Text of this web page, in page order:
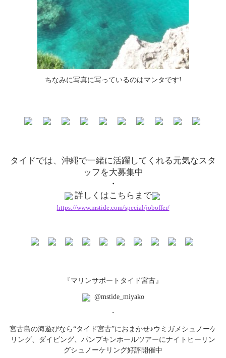
ちなみに写真に写っているのはマンタです!
タイドでは、 沖縄で一緒に活躍してくれる元気なスタ
ッフを大募集中
・
詳しくはこちらまで
https://www.mstide.com/special/joboffer/
『マリンサポートタイド宮古』
@mstide_miyako
・
宮古島の海遊びなら“タイド宮古”におまかせ♪ウミガメシュノーケ
リング、ダイビング、 パンプキンホールツアーにナイトヒーリン
グシュノーケリング好評開催中